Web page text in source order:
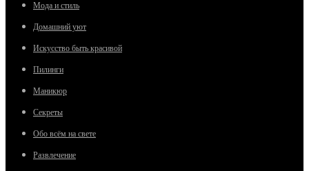
Мода и стиль
Домашний уют
Искусство быть красивой
Пилинги
Маникюр
Секреты
Обо всём на свете
Развлечение